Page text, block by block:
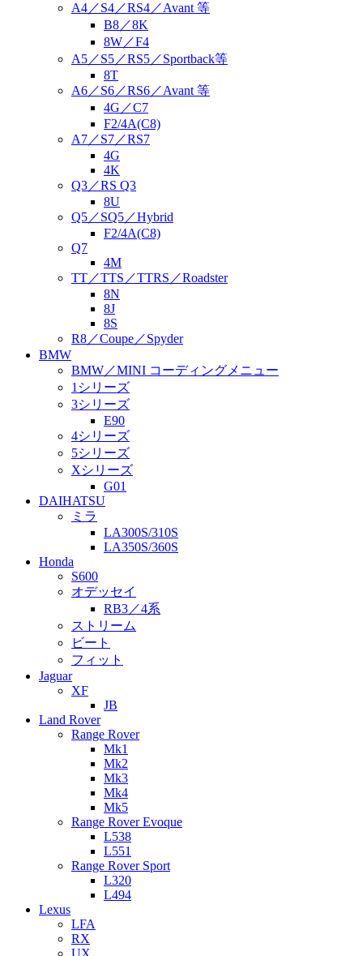
A4／S4／RS4／Avant 等
B8／8K
8W／F4
A5／S5／RS5／Sportback等
8T
A6／S6／RS6／Avant 等
4G／C7
F2/4A(C8)
A7／S7／RS7
4G
4K
Q3／RS Q3
8U
Q5／SQ5／Hybrid
F2/4A(C8)
Q7
4M
TT／TTS／TTRS／Roadster
8N
8J
8S
R8／Coupe／Spyder
BMW
BMW／MINI コーディングメニュー
1シリーズ
3シリーズ
E90
4シリーズ
5シリーズ
Xシリーズ
G01
DAIHATSU
ミラ
LA300S/310S
LA350S/360S
Honda
S600
オデッセイ
RB3／4系
ストリーム
ビート
フィット
Jaguar
XF
JB
Land Rover
Range Rover
Mk1
Mk2
Mk3
Mk4
Mk5
Range Rover Evoque
L538
L551
Range Rover Sport
L320
L494
Lexus
LFA
RX
UX